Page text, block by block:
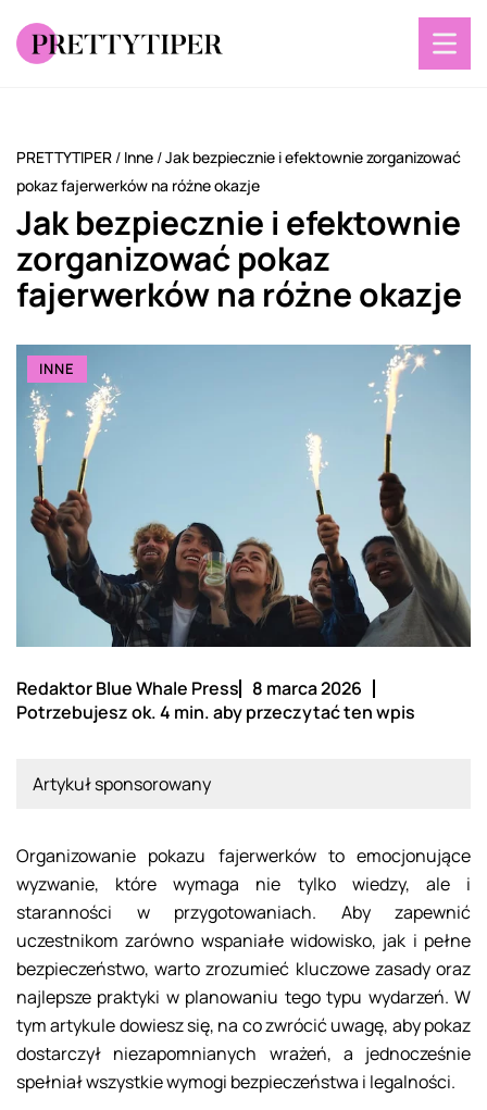
PRETTYTIPER / Inne /Jak bezpiecznie i efektownie zorganizować
pokaz fajerwerków na różne okazje
Jak bezpiecznie i efektownie
zorganizować pokaz
fajerwerków na różne okazje
INNE
Redaktor Blue Whale Press
8 marca 2026
Potrzebujesz ok. 4 min. aby przeczytać ten wpis
Artykuł sponsorowany
Organizowanie pokazu fajerwerków to emocjonujące
wyzwanie, które wymaga nie tylko wiedzy, ale i
staranności w przygotowaniach. Aby zapewnić
uczestnikom zarówno wspaniałe widowisko, jak i pełne
bezpieczeństwo, warto zrozumieć kluczowe zasady oraz
najlepsze praktyki w planowaniu tego typu wydarzeń. W
tym artykule dowiesz się, na co zwrócić uwagę, aby pokaz
dostarczył niezapomnianych wrażeń, a jednocześnie
spełniał wszystkie wymogi bezpieczeństwa i legalności.